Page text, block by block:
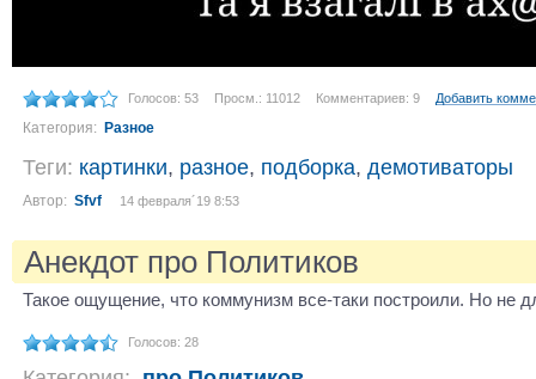
Голосов: 53 Просм.: 11012 Комментариев: 9 Добавить
Категория: Разное
Теги: картинки, разное, подборка, демотиваторы
Автор: Sfvf 14 февраля´19 8:53
Анекдот про Политиков
Такое ощущение, что коммунизм все-таки построили. Но не
Голосов: 28